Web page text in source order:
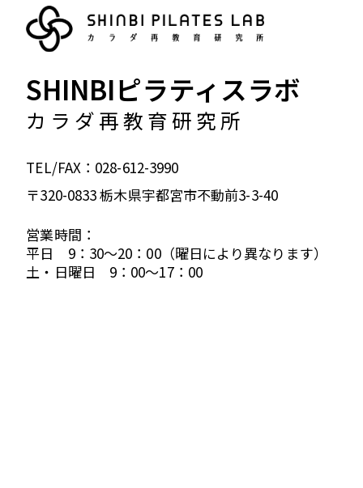
SHINBIピラティスラボ
カラダ再教育研究所
TEL/FAX：028-612-3990
〒320-0833 栃木県宇都宮市不動前3-3-40
営業時間：
平日 9：30～20：00（曜日により異なります）
土・日曜日 9：00～17：00